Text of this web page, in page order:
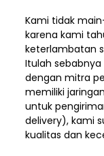
Kami tidak
karena kami
keterlambatan
Itulah
dengan mitra
memiliki
untuk
delivery), kami
kualitas dan